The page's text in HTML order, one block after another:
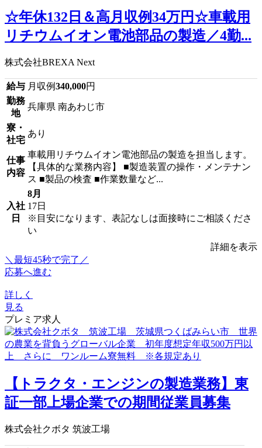
☆年休132日＆高月収例34万円☆車載用
リチウムイオン電池部品の製造／4勤...
株式会社BREXA Next
給与 月収例340,000円
勤務
地
兵庫県 南あわじ市
寮・
社宅
あり
仕事
内容
車載用リチウムイオン電池部品の製造を担当します。
【具体的な業務内容】 ■製造装置の操作・メンテナン
ス ■製品の検査 ■作業数量など...
入社
日
8月
17日
※目安になります、表記なしは面接時にご相談くださ
い
詳細を表示
＼最短45秒で完了／
応募へ進む
詳しく
見る
プレミア求人
【トラクタ・エンジンの製造業務】東
証一部上場企業での期間従業員募集
株式会社クボタ 筑波工場